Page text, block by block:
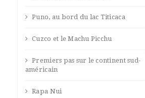
Puno, au bord du lac Titicaca
Cuzco et le Machu Picchu
Premiers pas sur le continent sud-
américain
Rapa Nui